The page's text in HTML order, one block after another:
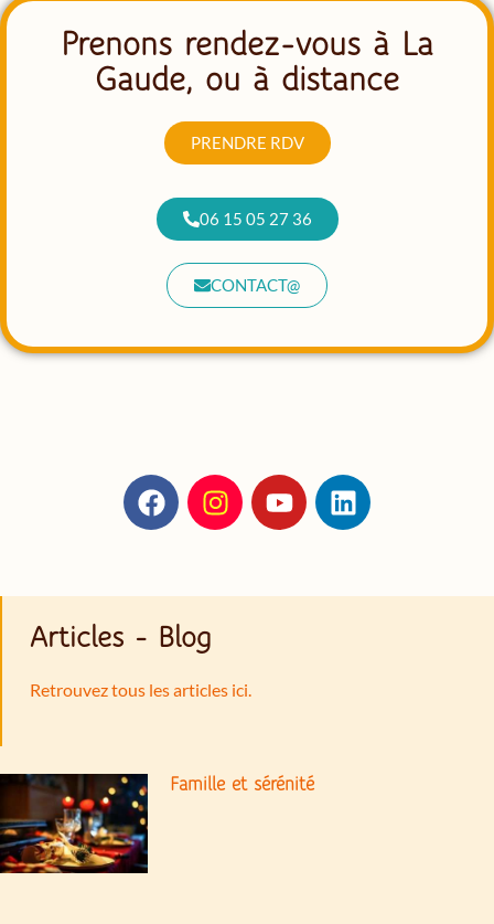
Prenons rendez-vous à La
Gaude, ou à distance
PRENDRE RDV
06 15 05 27 36
CONTACT@
Articles - Blog
Retrouvez tous les articles ici.
Famille et sérénité